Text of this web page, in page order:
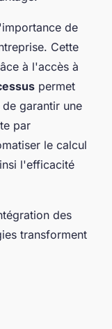
de
Cette
à l'accès à
permet
garantir une
par
le calcul
l'efficacité
des
transforment